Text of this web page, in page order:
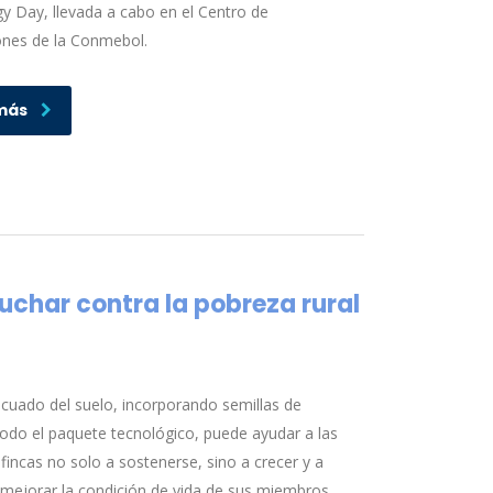
Day, llevada a cabo en el Centro de
de la Conmebol.
contra la pobreza rural
del suelo, incorporando semillas de
el paquete tecnológico, puede ayudar a las
no solo a sostenerse, sino a crecer y a